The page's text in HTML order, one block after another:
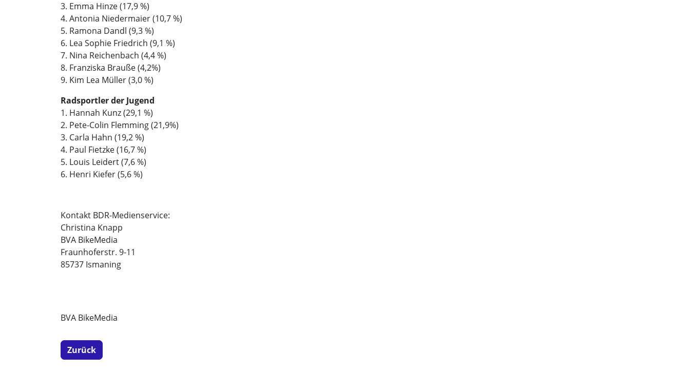
3. Emma Hinze (17,9 %)
4. Antonia Niedermaier (10,7 %)
5. Ramona Dandl (9,3 %)
6. Lea Sophie Friedrich (9,1 %)
7. Nina Reichenbach (4,4 %)
8. Franziska Brauße (4,2%)
9. Kim Lea Müller (3,0 %)
Radsportler der Jugend
1. Hannah Kunz (29,1 %)
2. Pete-Colin Flemming (21,9%)
3. Carla Hahn (19,2 %)
4. Paul Fietzke (16,7 %)
5. Louis Leidert (7,6 %)
6. Henri Kiefer (5,6 %)
Kontakt BDR-Medienservice:
Christina Knapp
BVA BikeMedia
Fraunhoferstr. 9-11
85737 Ismaning
BVA BikeMedia
Zurück